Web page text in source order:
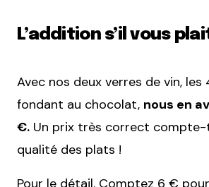
L’addition s’il vous
Avec nos deux verres de vin,
fondant au chocolat, nous en
€. Un prix très correct compte-
qualité des plats !
Pour le détail. Comptez 6 €